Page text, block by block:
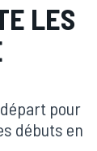
LES
pour
débuts en